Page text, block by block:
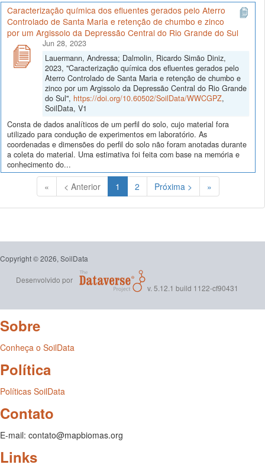
Caracterização química dos efluentes gerados pelo Aterro
Controlado de Santa Maria e retenção de chumbo e zinco
por um Argissolo da Depressão Central do Rio Grande do Sul
Jun 28, 2023
Lauermann, Andressa; Dalmolin, Ricardo Simão Diniz,
2023, "Caracterização química dos efluentes gerados pelo
Aterro Controlado de Santa Maria e retenção de chumbo e
zinco por um Argissolo da Depressão Central do Rio Grande
do Sul", https://doi.org/10.60502/SoilData/WWCGPZ,
SoilData, V1
Consta de dados analíticos de um perfil do solo, cujo material fora
utilizado para condução de experimentos em laboratório. As
coordenadas e dimensões do perfil do solo não foram anotadas durante
a coleta do material. Uma estimativa foi feita com base na memória e
conhecimento do...
« < Anterior 1 (Atual)
2 Próxima > »
Copyright © 2026, SoilData
Desenvolvido por
v. 5.12.1 build 1122-cf90431
Sobre
Conheça o SoilData
Política
Políticas SoilData
Contato
E-mail: contato@mapbiomas.org
Links